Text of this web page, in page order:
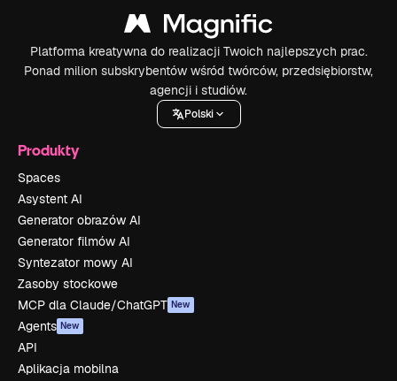
Platforma kreatywna do realizacji Twoich najlepszych prac.
Ponad milion subskrybentów wśród twórców, przedsiębiorstw,
agencji i studiów.
Polski
Produkty
Spaces
Asystent AI
Generator obrazów AI
Generator filmów AI
Syntezator mowy AI
Zasoby stockowe
MCP dla Claude/ChatGPT New
Agents New
API
Aplikacja mobilna